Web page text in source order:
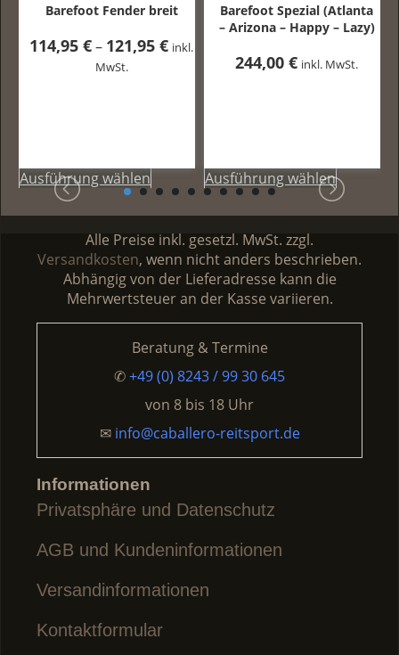
breit
€Preisspanne:
114,95 €
inkl.
Dieses
Produkt
weist
mehrere
Varianten
auf.
Barefoot Spezial (Atlanta
– Arizona – Happy – Lazy)
244,00 inkl. MwSt.
Ausführung wählenDieses
Produkt
weist
mehrere
Varianten
auf.
Die
auf
der
Produktseite
gewählt
werden
Barefoot
127,95
Ausführung
Alle Preise inkl. gesetzl. MwSt. zzgl.
Versandkosten, wenn nicht anders beschrieben.
Abhängig von der Lieferadresse kann die
Mehrwertsteuer an der Kasse variieren.
Beratung & Termine
✆+49 (0) 8243 / 99 30 645
von 8 bis 18 Uhr
✉ info@caballero-reitsport.de
Informationen
Privatsphäre und Datenschutz
AGB und Kundeninformationen
Versandinformationen
Kontaktformular